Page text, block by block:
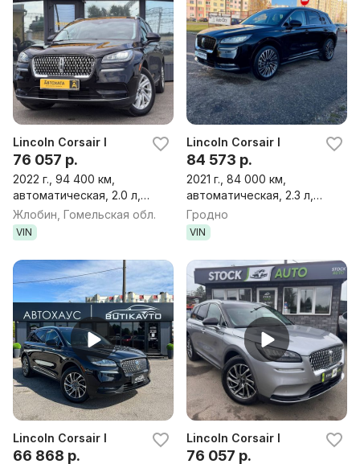
Lincoln Corsair I
76 057 р.
2022 г., 94 400 км,
автоматическая, 2.0 л,
бензин, внедорожник
Жлобин, Гомельская обл.
VIN
Lincoln Corsair I
84 573 р.
2021 г., 84 000 км,
автоматическая, 2.3 л,
бензин, внедорожник
Гродно
VIN
Lincoln Corsair I
66 868 р.
Lincoln Corsair I
76 057 р.